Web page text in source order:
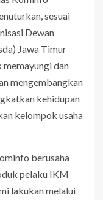
sesuai
Dewan
Jawa Timur
memayungi dan
mengembangkan
kehidupan
kelompok usaha
berusaha
pelaku IKM
lakukan melalui